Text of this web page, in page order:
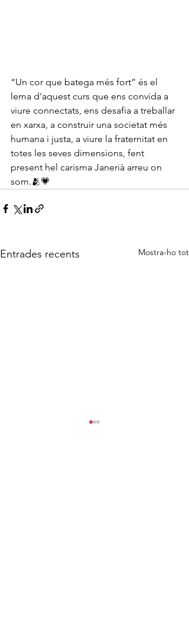
“Un cor que batega més fort” és el
lema d'aquest curs que ens convida a
viure connectats, ens desafia a treballar
en xarxa, a construir una societat més
humana i justa, a viure la fraternitat en
totes les seves dimensions, fent
present hel carisma Janerià arreu on
som.🫂💗
Entrades recents Mostra-ho tot